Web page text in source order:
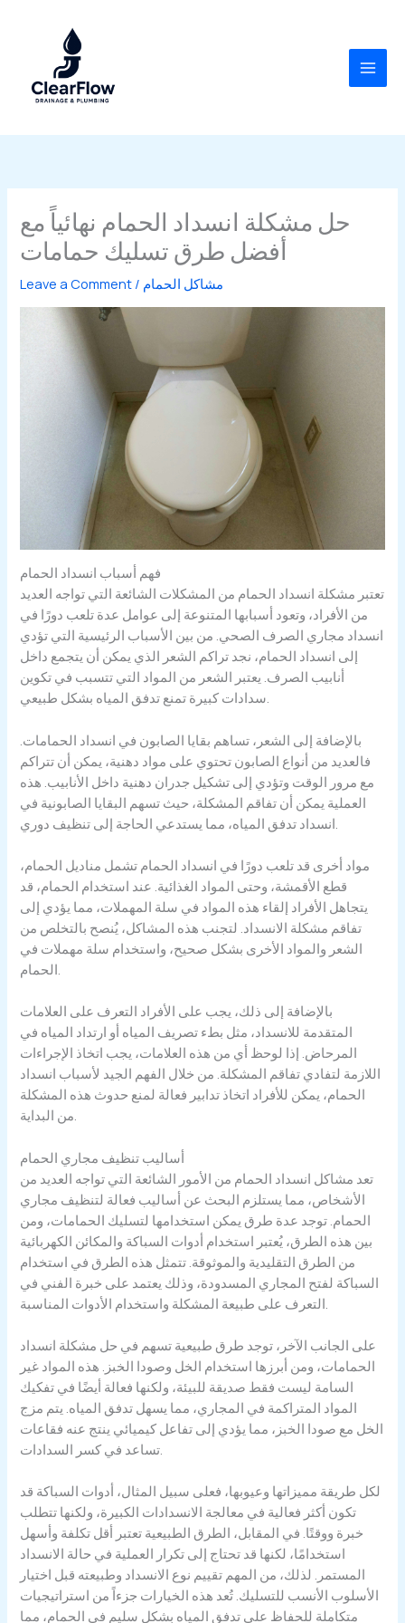
حل مشكلة انسداد الحمام نهائياً مع
أفضل طرق تسليك حمامات
Leave a Comment / مشاكل الحمام
فهم أسباب انسداد الحمام
تعتبر مشكلة انسداد الحمام من المشكلات الشائعة التي تواجه العديد
من الأفراد، وتعود أسبابها المتنوعة إلى عوامل عدة تلعب دورًا في
انسداد مجاري الصرف الصحي. من بين الأسباب الرئيسية التي تؤدي
إلى انسداد الحمام، نجد تراكم الشعر الذي يمكن أن يتجمع داخل
أنابيب الصرف. يعتبر الشعر من المواد التي تتسبب في تكوين
سدادات كبيرة تمنع تدفق المياه بشكل طبيعي.
بالإضافة إلى الشعر، تساهم بقايا الصابون في انسداد الحمامات.
فالعديد من أنواع الصابون تحتوي على مواد دهنية، يمكن أن تتراكم
مع مرور الوقت وتؤدي إلى تشكيل جدران دهنية داخل الأنابيب. هذه
العملية يمكن أن تفاقم المشكلة، حيث تسهم البقايا الصابونية في
مواد أخرى قد تلعب دورًا في انسداد الحمام تشمل مناديل الحمام،
قطع الأقمشة، وحتى المواد الغذائية. عند استخدام الحمام، قد
يتجاهل الأفراد إلقاء هذه المواد في سلة المهملات، مما يؤدي إلى
تفاقم مشكلة الانسداد. لتجنب هذه المشاكل، يُنصح بالتخلص من
الشعر والمواد الأخرى بشكل صحيح، واستخدام سلة مهملات في
الحمام.
بالإضافة إلى ذلك، يجب على الأفراد التعرف على العلامات
المتقدمة للانسداد، مثل بطء تصريف المياه أو ارتداد المياه في
المرحاض. إذا لوحظ أي من هذه العلامات، يجب اتخاذ الإجراءات
اللازمة لتفادي تفاقم المشكلة. من خلال الفهم الجيد لأسباب انسداد
الحمام، يمكن للأفراد اتخاذ تدابير فعالة لمنع حدوث هذه المشكلة
من البداية.
أساليب تنظيف مجاري الحمام
تعد مشاكل انسداد الحمام من الأمور الشائعة التي تواجه العديد من
الأشخاص، مما يستلزم البحث عن أساليب فعالة لتنظيف مجاري
الحمام. توجد عدة طرق يمكن استخدامها لتسليك الحمامات، ومن
بين هذه الطرق، يُعتبر استخدام أدوات السباكة والمكائن الكهربائية
من الطرق التقليدية والموثوقة. تتمثل هذه الطرق في استخدام
السباكة لفتح المجاري المسدودة، وذلك يعتمد على خبرة الفني في
على الجانب الآخر، توجد طرق طبيعية تسهم في حل مشكلة انسداد
الحمامات، ومن أبرزها استخدام الخل وصودا الخبز. هذه المواد غير
السامة ليست فقط صديقة للبيئة، ولكنها فعالة أيضًا في تفكيك
المواد المتراكمة في المجاري، مما يسهل تدفق المياه. يتم مزج
الخل مع صودا الخبز، مما يؤدي إلى تفاعل كيميائي ينتج عنه فقاعات
تساعد في كسر السدادات.
لكل طريقة مميزاتها وعيوبها، فعلى سبيل المثال، أدوات السباكة قد
تكون أكثر فعالية في معالجة الانسدادات الكبيرة، ولكنها تتطلب
خبرة ووقتًا. في المقابل، الطرق الطبيعية تعتبر أقل تكلفة وأسهل
استخدامًا، لكنها قد تحتاج إلى تكرار العملية في حالة الانسداد
المستمر. لذلك، من المهم تقييم نوع الانسداد وطبيعته قبل اختيار
الأسلوب الأنسب للتسليك. تُعد هذه الخيارات جزءاً من استراتيجيات
متكاملة للحفاظ على تدفق المياه بشكل سليم في الحمام، مما